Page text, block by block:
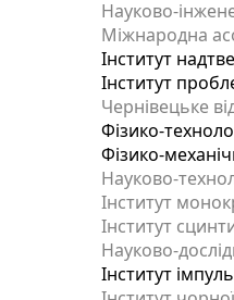
Науково-
Міжнародна
Інститут
Інститут
Чернівецьке
Фізико-
Фізико-
Науково-
Інститут
Інститут
Науково-
Інститут